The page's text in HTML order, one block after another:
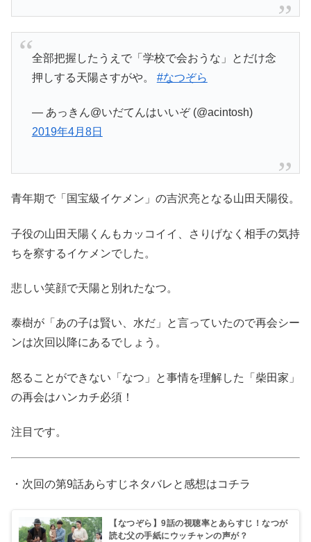
全部把握したうえで「学校で会おうな」とだけ念
押しする天陽さすがや。 #なつぞら
— あっきん@いだてんはいいぞ (@acintosh)
2019年4月8日
青年期で「国宝級イケメン」の吉沢亮となる山田天陽役。
子役の山田天陽くんもカッコイイ、さりげなく相手の気持
ちを察するイケメンでした。
悲しい笑顔で天陽と別れたなつ。
泰樹が「あの子は賢い、水だ」と言っていたので再会シー
ンは次回以降にあるでしょう。
怒ることができない「なつ」と事情を理解した「柴田家」
の再会はハンカチ必須！
注目です。
・次回の第9話あらすじネタバレと感想はコチラ
【なつぞら】9話の視聴率とあらすじ！なつが
読む父の手紙にウッチャンの声が？